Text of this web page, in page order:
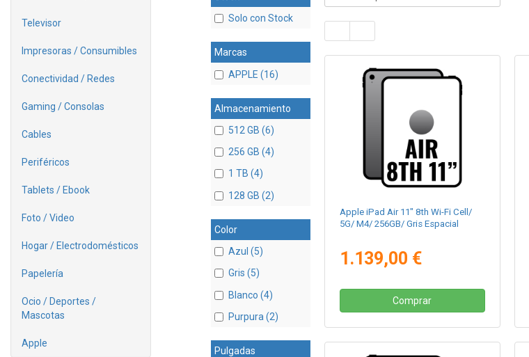
Televisor
Impresoras / Consumibles
Conectividad / Redes
Gaming / Consolas
Cables
Periféricos
Tablets / Ebook
Foto / Video
Hogar / Electrodomésticos
Papelería
Ocio / Deportes /
Mascotas
Apple
Solo con Stock
Marcas
APPLE (16)
Almacenamiento
512 GB (6)
256 GB (4)
1 TB (4)
128 GB (2)
Color
Azul (5)
Gris (5)
Blanco (4)
Purpura (2)
Pulgadas
Apple iPad Air 11" 8th Wi-Fi Cell/
5G/ M4/ 256GB/ Gris Espacial
1.139,00 €
Comprar